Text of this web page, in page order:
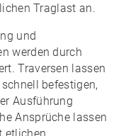
Traglast an.
und
werden durch
Traversen lassen
befestigen,
Ausführung
Ansprüche lassen